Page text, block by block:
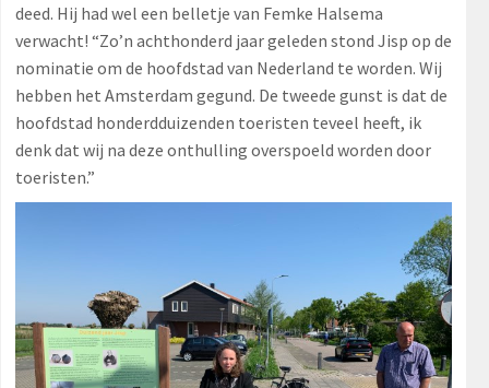
deed. Hij had wel een belletje van Femke Halsema
verwacht! “Zo’n achthonderd jaar geleden stond Jisp op de
nominatie om de hoofdstad van Nederland te worden. Wij
hebben het Amsterdam gegund. De tweede gunst is dat de
hoofdstad honderdduizenden toeristen teveel heeft, ik
denk dat wij na deze onthulling overspoeld worden door
toeristen.”